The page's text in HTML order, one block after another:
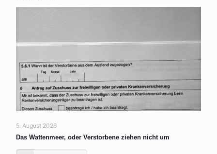
5. August 2026
Das Wattenmeer, oder Verstorbene ziehen nicht um